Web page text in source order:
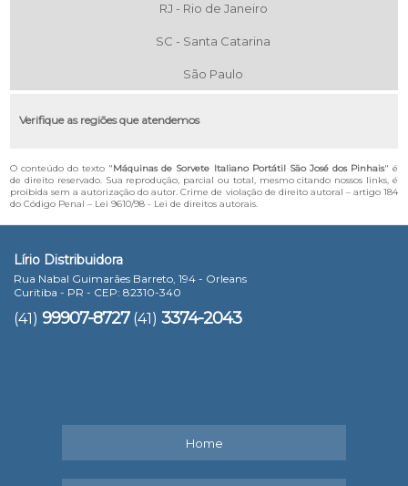
RJ - Rio de Janeiro
SC - Santa Catarina
São Paulo
Verifique as regiões que atendemos
O conteúdo do texto "Máquinas de Sorvete Italiano Portátil São José dos Pinhais" é
de direito reservado. Sua reprodução, parcial ou total, mesmo citando nossos links, é
proibida sem a autorização do autor. Crime de violação de direito autoral – artigo 184
do Código Penal – Lei 9610/98 - Lei de direitos autorais.
Lírio Distribuidora
Rua Nabal Guimarães Barreto, 194 - Orleans
Curitiba - PR - CEP: 82310-340
(41) 99907-8727 (41) 3374-2043
Home